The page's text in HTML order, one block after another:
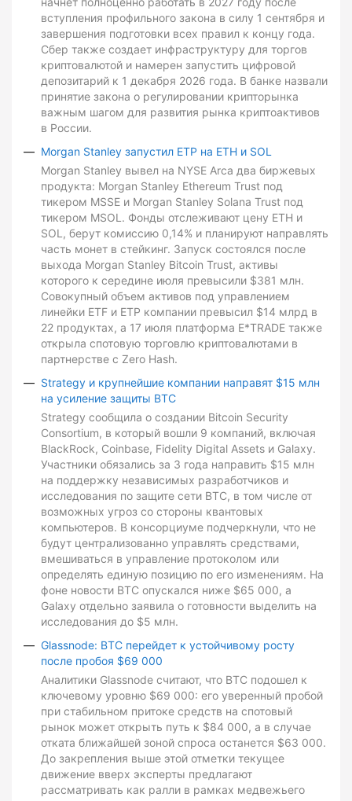
вступления профильного закона в силу 1 сентября и
завершения подготовки всех правил к концу года.
Сбер также создает инфраструктуру для торгов
криптовалютой и намерен запустить цифровой
депозитарий к 1 декабря 2026 года. В банке назвали
принятие закона о регулировании крипторынка
важным шагом для развития рынка криптоактивов
в России.
Morgan Stanley запустил ETP на ETH и SOL
Morgan Stanley вывел на NYSE Arca два биржевых
продукта: Morgan Stanley Ethereum Trust под
тикером MSSE и Morgan Stanley Solana Trust под
тикером MSOL. Фонды отслеживают цену ETH и
SOL, берут комиссию 0,14% и планируют направлять
часть монет в стейкинг. Запуск состоялся после
выхода Morgan Stanley Bitcoin Trust, активы
которого к середине июля превысили $381 млн.
Совокупный объем активов под управлением
линейки ETF и ETP компании превысил $14 млрд в
22 продуктах, а 17 июля платформа E*TRADE также
открыла спотовую торговлю криптовалютами в
партнерстве с Zero Hash.
Strategy и крупнейшие компании направят $15 млн
на усиление защиты BTC
Strategy сообщила о создании Bitcoin Security
Consortium, в который вошли 9 компаний, включая
BlackRock, Coinbase, Fidelity Digital Assets и Galaxy.
Участники обязались за 3 года направить $15 млн
на поддержку независимых разработчиков и
исследования по защите сети BTC, в том числе от
возможных угроз со стороны квантовых
компьютеров. В консорциуме подчеркнули, что не
будут централизованно управлять средствами,
вмешиваться в управление протоколом или
определять единую позицию по его изменениям. На
фоне новости BTC опускался ниже $65 000, а
Galaxy отдельно заявила о готовности выделить на
исследования до $5 млн.
Glassnode: BTC перейдет к устойчивому росту
после пробоя $69 000
Аналитики Glassnode считают, что BTC подошел к
ключевому уровню $69 000: его уверенный пробой
при стабильном притоке средств на спотовый
рынок может открыть путь к $84 000, а в случае
отката ближайшей зоной спроса останется $63 000.
До закрепления выше этой отметки текущее
движение вверх эксперты предлагают
рассматривать как ралли в рамках медвежьего